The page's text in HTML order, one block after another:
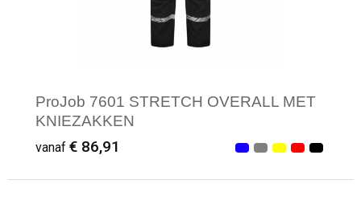
ProJob 7601 STRETCH OVERALL MET
KNIEZAKKEN
vanaf € 86,91